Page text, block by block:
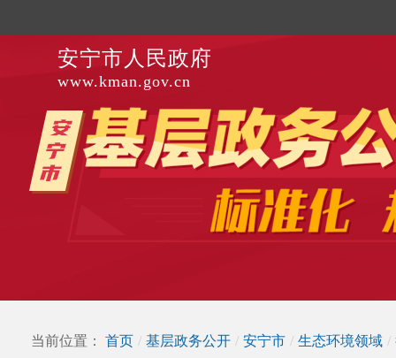
安宁市人民政府
www.kman.gov.cn
当前位置： 首页 / 基层政务公开 / 安宁市 / 生态环境领域 /